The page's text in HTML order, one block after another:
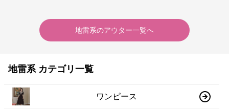
地雷系のアウター一覧へ
地雷系 カテゴリ一覧
ワンピース